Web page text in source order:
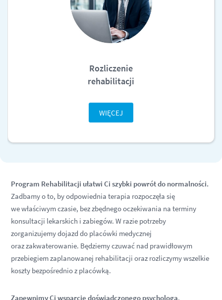
Rozliczenie
rehabilitacji
WIĘCEJ
Program Rehabilitacji ułatwi Ci szybki powrót do normalności.
Zadbamy o to, by odpowiednia terapia rozpoczęła się
we właściwym czasie, bez zbędnego oczekiwania na terminy
konsultacji lekarskich i zabiegów. W razie potrzeby
zorganizujemy dojazd do placówki medycznej
oraz zakwaterowanie. Będziemy czuwać nad prawidłowym
przebiegiem zaplanowanej rehabilitacji oraz rozliczymy wszelkie
koszty bezpośrednio z placówką.
Zapewnimy Ci wsparcie doświadczonego psychologa,